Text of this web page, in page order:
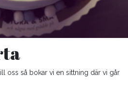
oss så bokar vi en sittning där vi går